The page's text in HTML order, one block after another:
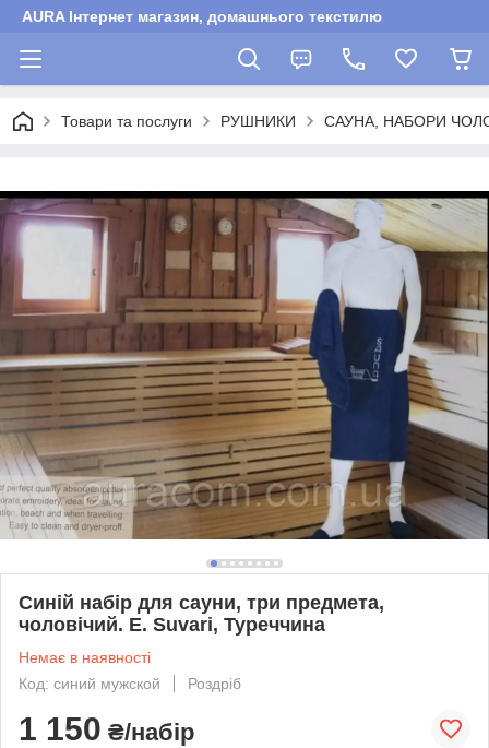
AURA Інтернет магазин, домашнього текстилю
Товари та послуги РУШНИКИ САУНА, НАБОРИ
Синій набір для сауни, три предмета,
чоловічий. E. Suvari, Туреччина
Немає в наявності
Код: синий мужской
Роздріб
1 150 ₴/набір